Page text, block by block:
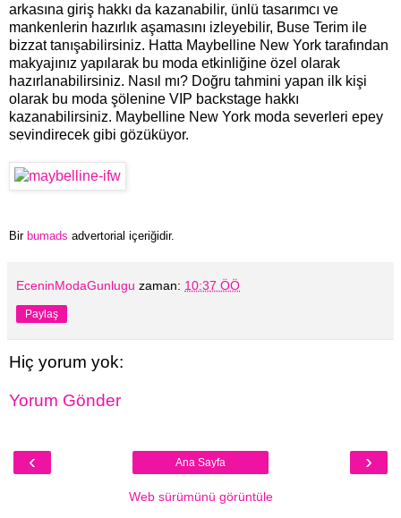
arkasına giriş hakkı da kazanabilir, ünlü tasarımcı ve
mankenlerin hazırlık aşamasını izleyebilir, Buse Terim ile
bizzat tanışabilirsiniz. Hatta Maybelline New York tarafından
makyajınız yapılarak bu moda etkinliğine özel olarak
hazırlanabilirsiniz. Nasıl mı? Doğru tahmini yapan ilk kişi
olarak bu moda şölenine VIP backstage hakkı
kazanabilirsiniz. Maybelline New York moda severleri epey
sevindirecek gibi gözüküyor.
Bir bumads advertorial içeriğidir.
EceninModaGunlugu zaman: 10:37 ÖÖ
Paylaş
Hiç yorum yok:
Yorum Gönder
‹ ›
Ana Sayfa
Web sürümünü görüntüle